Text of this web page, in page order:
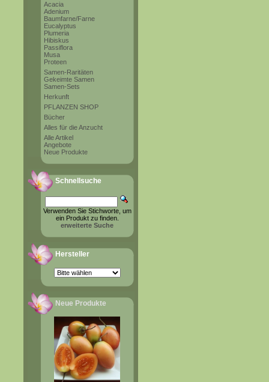
Acacia
Adenium
Baumfarne/Farne
Eucalyptus
Plumeria
Hibiskus
Passiflora
Musa
Proteen
Samen-Raritäten
Gekeimte Samen
Samen-Sets
Herkunft
PFLANZEN SHOP
Bücher
Alles für die Anzucht
Alle Artikel
Angebote
Neue Produkte
Schnellsuche
Verwenden Sie Stichworte, um
ein Produkt zu finden.
erweiterte Suche
Hersteller
Neue Produkte